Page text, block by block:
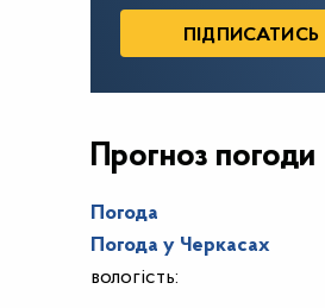
Прогноз погоди
Погода
Погода у Черкасах
вологість: